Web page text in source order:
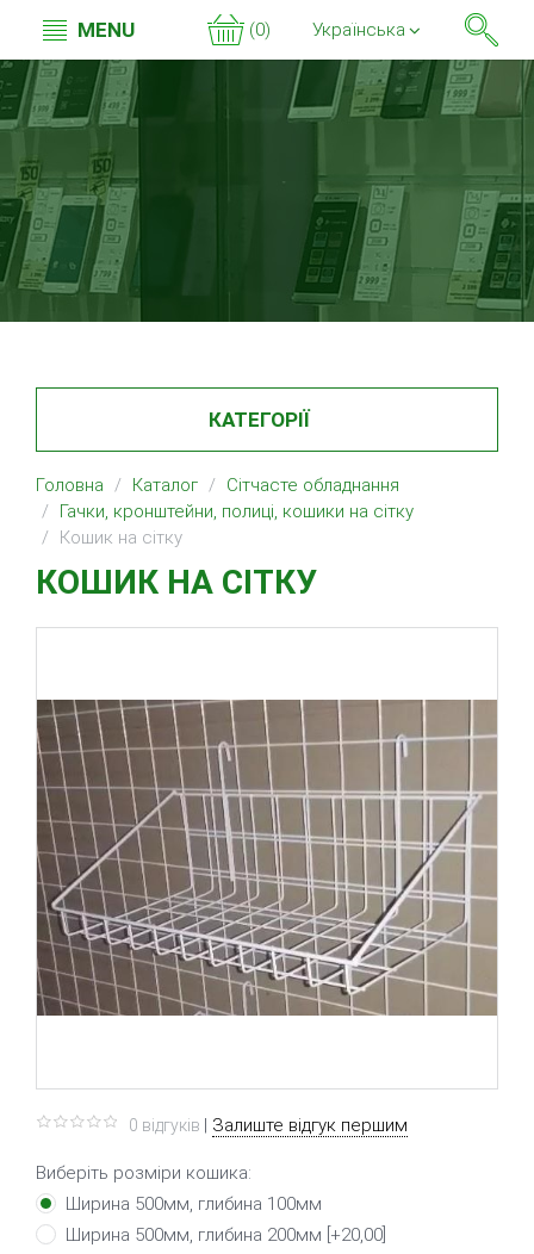
MENU (0) Українська
КАТЕГОРІЇ
Головна Каталог
Сітчасте обладнання
Гачки, кронштейни, полиці, кошики на сітку
Кошик на сітку
КОШИК НА СІТКУ
0 вiдгукiв | Залиште відгук першим
Виберіть розміри кошика:
Ширина 500мм, глибина 100мм
Ширина 500мм, глибина 200мм [+20,00]